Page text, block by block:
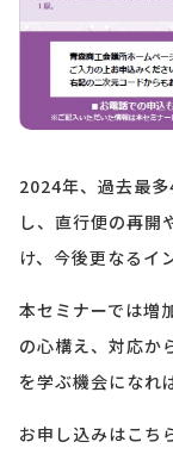
2024年、過去最多
し、直行便の再開
け、今後更なるイ
本セミナーでは増
の心構え、対応か
を学ぶ機会になれ
お申し込みはこ